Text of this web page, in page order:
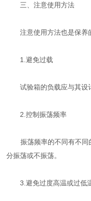
三、注意使用方法
注意使用方法也是保养
1.避免过载
试验箱的负载应与其设
2.控制振荡频率
振荡频率的不同有不同
分振荡或不振荡。
3.避免过度高温或过低